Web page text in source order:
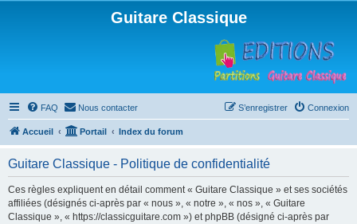
Guitare Classique
FAQ Nous contacter Connexion
S’enregistrer
Accueil Portail Index du forum
Guitare Classique - Politique de confidentialité
Ces règles expliquent en détail comment « Guitare Classique » et ses sociétés
affiliées (désignés ci-après par « nous », « notre », « nos », « Guitare
Classique », « https://classicguitare.com ») et phpBB (désigné ci-après par